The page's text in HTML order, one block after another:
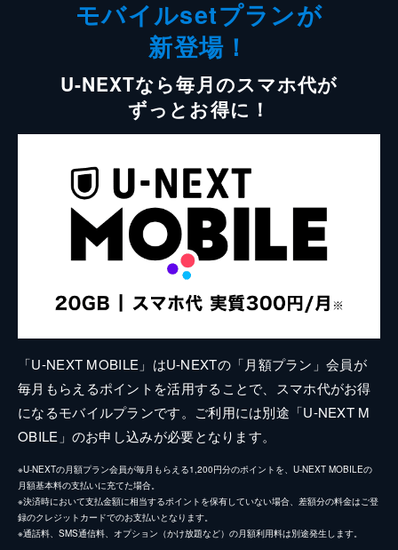
モバイルsetプランが
新登場！
U-NEXTなら毎月のスマホ代が
ずっとお得に！
「U-NEXT MOBILE」はU-NEXTの「月額プラン」会員が
毎月もらえるポイントを活用することで、スマホ代がお得
になるモバイルプランです。ご利用には別途「U-NEXT M
OBILE」のお申し込みが必要となります。
※U-NEXTの月額プラン会員が毎月もらえる1,200円分のポイントを、U-NEXT MOBILEの
月額基本料の支払いに充てた場合。
※決済時において支払金額に相当するポイントを保有していない場合、差額分の料金はご登
録のクレジットカードでのお支払いとなります。
※通話料、SMS通信料、オプション（かけ放題など）の月額利用料は別途発生します。